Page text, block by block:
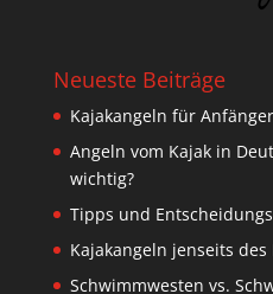
Neueste Beiträge
Kajakangeln für Anfänger
Angeln vom Kajak in
wichtig?
Tipps und
Kajakangeln jenseits des
Schwimmwesten vs.